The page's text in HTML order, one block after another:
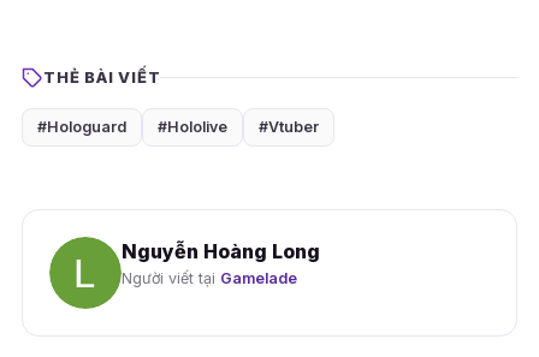
THẺ BÀI VIẾT
#Hologuard #Hololive #Vtuber
Nguyễn Hoàng Long
Người viết tại Gamelade